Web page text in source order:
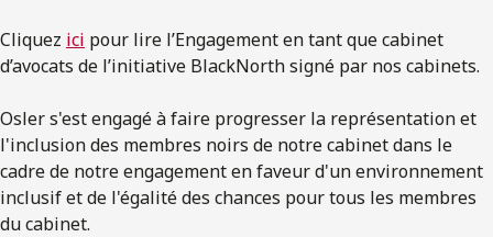
Cliquez ici pour lire l’Engagement en tant que cabinet
d’avocats de l’initiative BlackNorth signé par nos cabinets.
Osler s'est engagé à faire progresser la représentation et
l'inclusion des membres noirs de notre cabinet dans le
cadre de notre engagement en faveur d'un environnement
inclusif et de l'égalité des chances pour tous les membres
du cabinet.